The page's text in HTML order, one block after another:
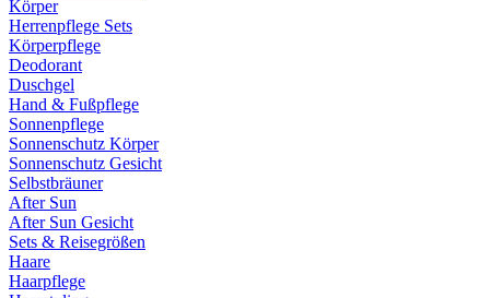
Körper
Herrenpflege Sets
Körperpflege
Deodorant
Duschgel
Hand & Fußpflege
Sonnenpflege
Sonnenschutz Körper
Sonnenschutz Gesicht
Selbstbräuner
After Sun
After Sun Gesicht
Sets & Reisegrößen
Haare
Haarpflege